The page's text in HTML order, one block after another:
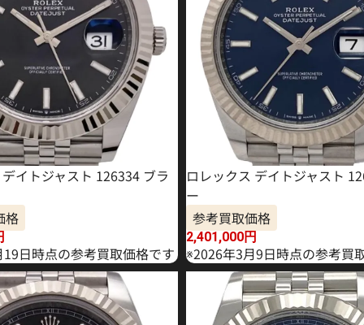
イトジャスト 126334 ブラ
格
日時点の参考買取価格です
ロレックス デイトジャスト
ー
参考買取価格
2,401,000円
※2026年3月9日時点の参考買